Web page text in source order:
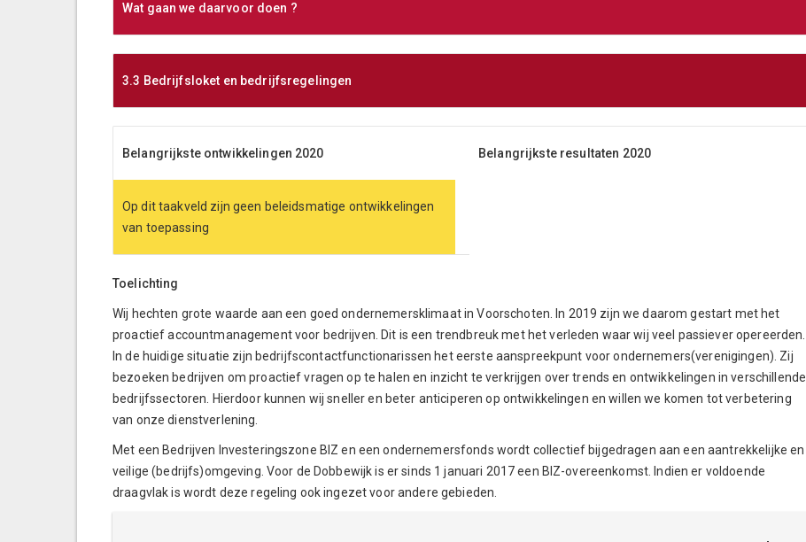
Wat gaan we daarvoor doen ?
3.3 Bedrijfsloket en bedrijfsregelingen
Belangrijkste ontwikkelingen 2020 Belangrijkste resultaten 2020
Op dit taakveld zijn geen beleidsmatige ontwikkelingen
van toepassing
Toelichting
Wij hechten grote waarde aan een goed ondernemersklimaat in Voorschoten. In 2019 zijn we daarom gestart met het
proactief accountmanagement voor bedrijven. Dit is een trendbreuk met het verleden waar wij veel passiever opereerden.
In de huidige situatie zijn bedrijfscontactfunctionarissen het eerste aanspreekpunt voor ondernemers(verenigingen). Zij
bezoeken bedrijven om proactief vragen op te halen en inzicht te verkrijgen over trends en ontwikkelingen in verschillende
bedrijfssectoren. Hierdoor kunnen wij sneller en beter anticiperen op ontwikkelingen en willen we komen tot verbetering
van onze dienstverlening.
Met een Bedrijven Investeringszone BIZ en een ondernemersfonds wordt collectief bijgedragen aan een aantrekkelijke en
veilige (bedrijfs)omgeving. Voor de Dobbewijk is er sinds 1 januari 2017 een BIZ-overeenkomst. Indien er voldoende
draagvlak is wordt deze regeling ook ingezet voor andere gebieden.